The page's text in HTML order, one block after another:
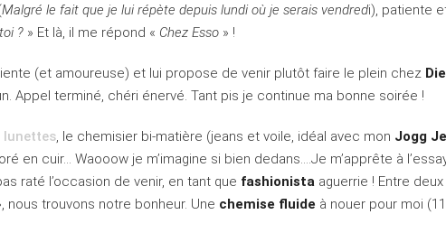
Malgré le fait que je lui répète depuis lundi où je serais vendredi), patiente
? » Et là, il me répond « Chez Esso » !
(et amoureuse) et lui propose de venir plutôt faire le plein chez
Appel terminé, chéri énervé. Tant pis je continue ma bonne soirée !
lunettes, le chemisier bi-matière (jeans et voile, idéal avec mon Jogg
en cuir… Waooow je m’imagine si bien dedans….Je m’apprête à
raté l’occasion de venir, en tant que fashionista aguerrie ! Entre
nous trouvons notre bonheur. Une chemise fluide à nouer pour moi